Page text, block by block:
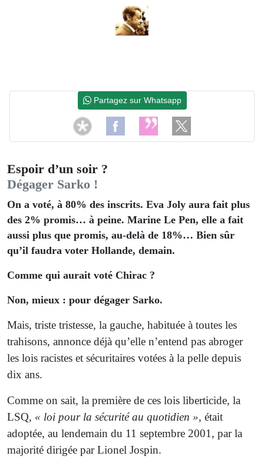
Espoir d’un soir ?
Dégager Sarko !
On a voté, à 80% des inscrits. Eva Joly aura fait plus
des 2% promis… à peine. Marine Le Pen, elle a fait
aussi plus que promis, au-delà de 18%… Bien sûr
qu’il faudra voter Hollande, demain.
Comme qui aurait voté Chirac ?
Non, mieux : pour dégager Sarko.
Mais, triste tristesse, la gauche, habituée à toutes les
trahisons, annonce déjà qu’elle n’entend pas abroger
les lois racistes et sécuritaires votées à la pelle depuis
dix ans.
Comme on sait, la première de ces lois liberticide, la
LSQ, « loi pour la sécurité au quotidien », était
adoptée, au lendemain du 11 septembre 2001, par la
majorité dirigée par Lionel Jospin.
Partagez sur Whatsapp